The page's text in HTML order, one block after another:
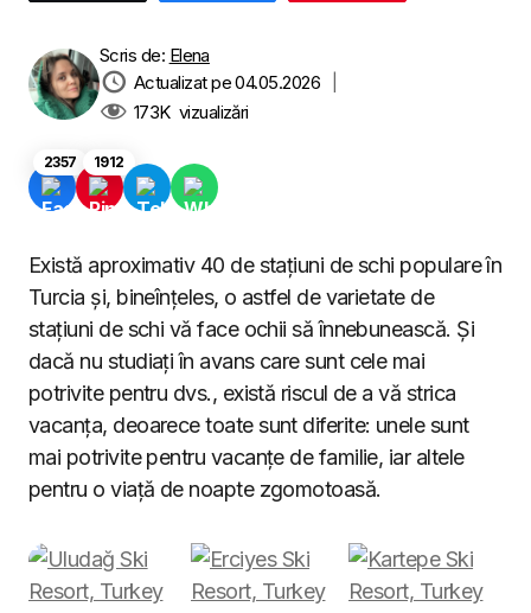
Scris de: Elena
Actualizat pe 04.05.2026
173Kvizualizări
2357 1912
Există aproximativ 40 de stațiuni de schi populare în
Turcia și, bineînțeles, o astfel de varietate de
stațiuni de schi vă face ochii să înnebunească. Și
dacă nu studiați în avans care sunt cele mai
potrivite pentru dvs., există riscul de a vă strica
vacanța, deoarece toate sunt diferite: unele sunt
mai potrivite pentru vacanțe de familie, iar altele
pentru o viață de noapte zgomotoasă.